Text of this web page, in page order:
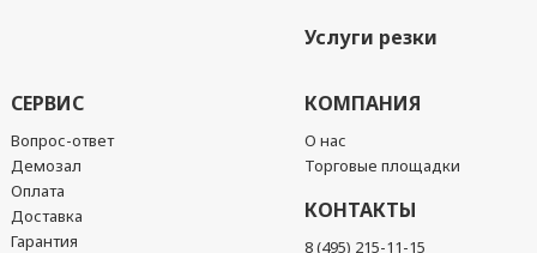
Услуги резки
СЕРВИС
Вопрос-ответ
Демозал
Оплата
Доставка
Гарантия
КОМПАНИЯ
О нас
Торговые площадки
КОНТАКТЫ
8 (495) 215-11-15